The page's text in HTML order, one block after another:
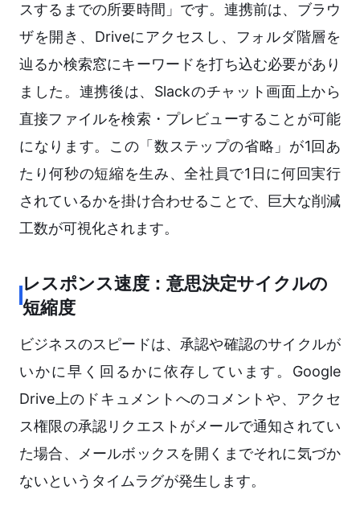
スするまでの所要時間」です。連携前は、ブラウ
ザを開き、Driveにアクセスし、フォルダ階層を
辿るか検索窓にキーワードを打ち込む必要があり
ました。連携後は、Slackのチャット画面上から
直接ファイルを検索・プレビューすることが可能
になります。この「数ステップの省略」が1回あ
たり何秒の短縮を生み、全社員で1日に何回実行
されているかを掛け合わせることで、巨大な削減
工数が可視化されます。
レスポンス速度：意思決定サイクルの
短縮度
ビジネスのスピードは、承認や確認のサイクルが
いかに早く回るかに依存しています。Google
Drive上のドキュメントへのコメントや、アクセ
ス権限の承認リクエストがメールで通知されてい
た場合、メールボックスを開くまでそれに気づか
ないというタイムラグが発生します。